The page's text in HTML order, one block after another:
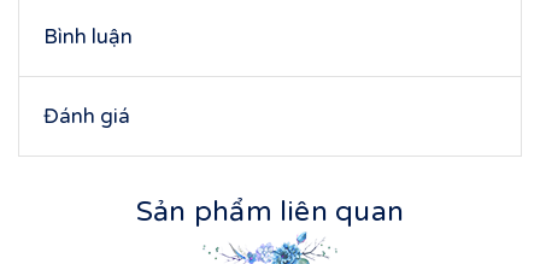
Bình luận
Đánh giá
Sản phẩm liên quan